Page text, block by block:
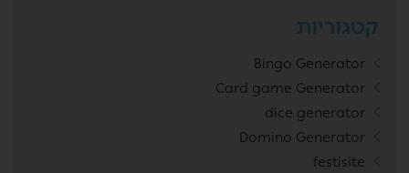
קטגוריות
Bingo Generator
Card game Generator
dice generator
Domino Generator
festisite